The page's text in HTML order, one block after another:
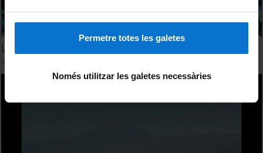
Permetre totes les galetes
Només utilitzar les galetes necessàries
La Universitat de Barcelona us desitja bones festes